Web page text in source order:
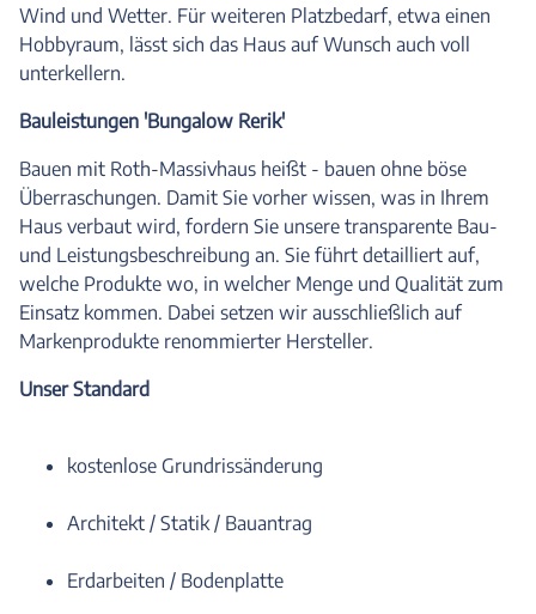
Wind und Wetter. Für weiteren Platzbedarf, etwa einen
Hobbyraum, lässt sich das Haus auf Wunsch auch voll
unterkellern.
Bauleistungen 'Bungalow Rerik'
Bauen mit Roth-Massivhaus heißt - bauen ohne böse
Überraschungen. Damit Sie vorher wissen, was in Ihrem
Haus verbaut wird, fordern Sie unsere transparente Bau-
und Leistungsbeschreibung an. Sie führt detailliert auf,
welche Produkte wo, in welcher Menge und Qualität zum
Einsatz kommen. Dabei setzen wir ausschließlich auf
Markenprodukte renommierter Hersteller.
Unser Standard
kostenlose Grundrissänderung
Architekt / Statik / Bauantrag
Erdarbeiten / Bodenplatte